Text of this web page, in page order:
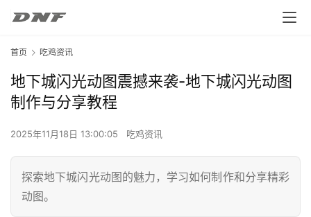
首页 吃鸡资讯
地下城闪光动图震撼来袭-地下城闪光动图
制作与分享教程
2025年11月18日 13:00:05 吃鸡资讯
探索地下城闪光动图的魅力，学习如何制作和分享精彩
动图。